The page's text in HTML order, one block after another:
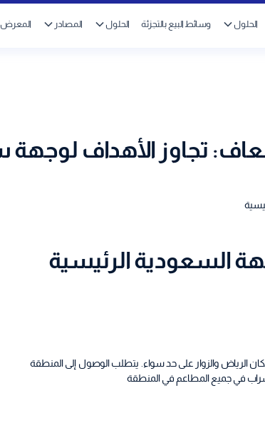
الحلول وسائط البيع بالتجزئة الحلول المصادر المعرض
عام 2022، تجربة طعام فريدة لسكان الرياض والزوار على حد سواء. يتطلب الوصول إلى المنطقة
في جميع المطاعم في المنطقة